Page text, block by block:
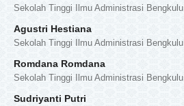
Sekolah Tinggi Ilmu Administrasi Bengkulu
Agustri Hestiana
Sekolah Tinggi Ilmu Administrasi Bengkulu
Romdana Romdana
Sekolah Tinggi Ilmu Administrasi Bengkulu
Sudriyanti Putri